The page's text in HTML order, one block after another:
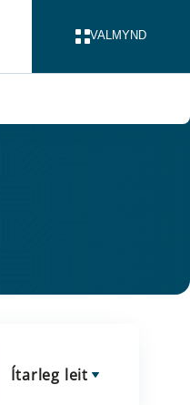
VALMYND
Ítarleg leit